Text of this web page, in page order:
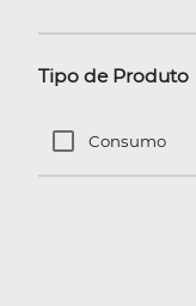
Tipo de Produto
Consumo